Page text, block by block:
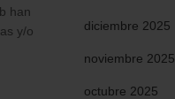
han
y/o
diciembre 2025
noviembre 2025
octubre 2025